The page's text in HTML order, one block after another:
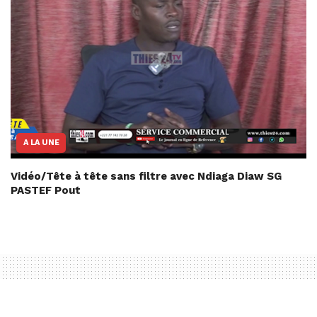
A LA UNE
Vidéo/Tête à tête sans filtre avec Ndiaga Diaw SG
PASTEF Pout